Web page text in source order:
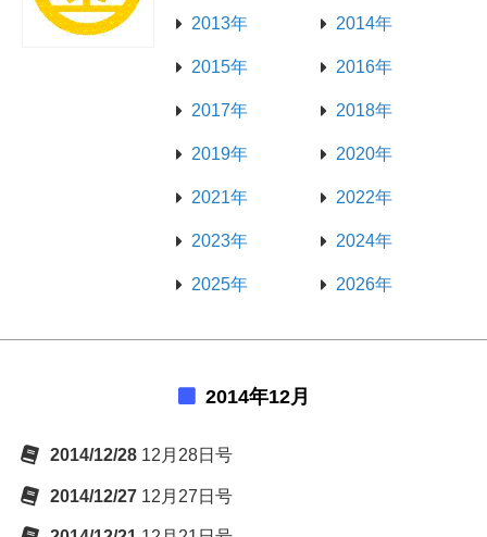
2013年 2014年
2015年 2016年
2017年 2018年
2019年 2020年
2021年 2022年
2023年 2024年
2025年 2026年
2014年12月
2014/12/28 12月28日号
2014/12/27 12月27日号